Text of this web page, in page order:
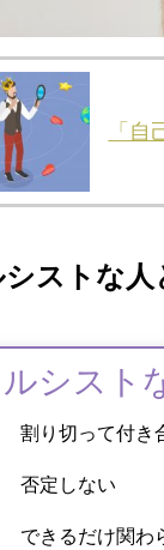
「
ストな人
シスト
割り切って付き
否定しない
できるだけ関わ